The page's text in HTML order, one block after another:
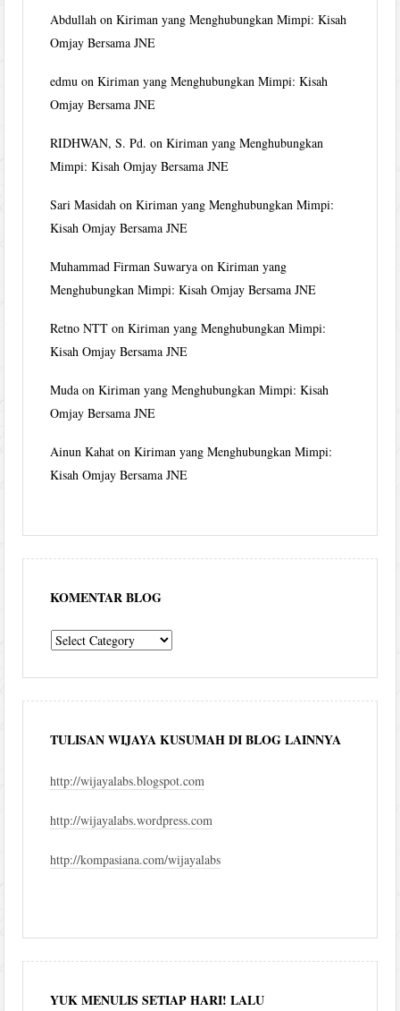
Abdullah onKiriman yang Menghubungkan Mimpi: Kisah
Omjay Bersama JNE
edmu onKiriman yang Menghubungkan Mimpi: Kisah
Omjay Bersama JNE
RIDHWAN, S. Pd. onKiriman yang Menghubungkan
Mimpi: Kisah Omjay Bersama JNE
Sari Masidah onKiriman yang Menghubungkan Mimpi:
Kisah Omjay Bersama JNE
Muhammad Firman Suwarya onKiriman yang
Menghubungkan Mimpi: Kisah Omjay Bersama JNE
Retno NTT onKiriman yang Menghubungkan Mimpi:
Kisah Omjay Bersama JNE
Muda onKiriman yang Menghubungkan Mimpi: Kisah
Omjay Bersama JNE
Ainun Kahat onKiriman yang Menghubungkan Mimpi:
Kisah Omjay Bersama JNE
KOMENTAR BLOG
komentar
TULISAN WIJAYA KUSUMAH DI BLOG LAINNYA
http://wijayalabs.blogspot.com
http://wijayalabs.wordpress.com
http://kompasiana.com/wijayalabs
YUK MENULIS SETIAP HARI! LALU